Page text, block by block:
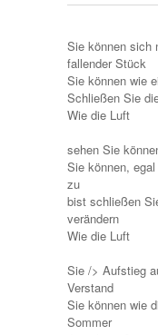
Sie können sich
fallender Stück
Sie können wie
Schließen Sie
Wie die Luft
sehen Sie
Sie können,
zu
bist schließen
verändern
Wie die Luft
Sie /> Aufstieg
Verstand
Sie können wie
Sommer